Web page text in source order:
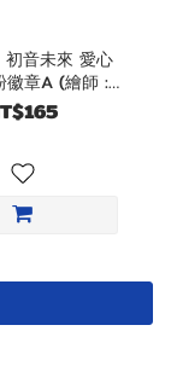
音未來 愛心
徽章A (繪師 :